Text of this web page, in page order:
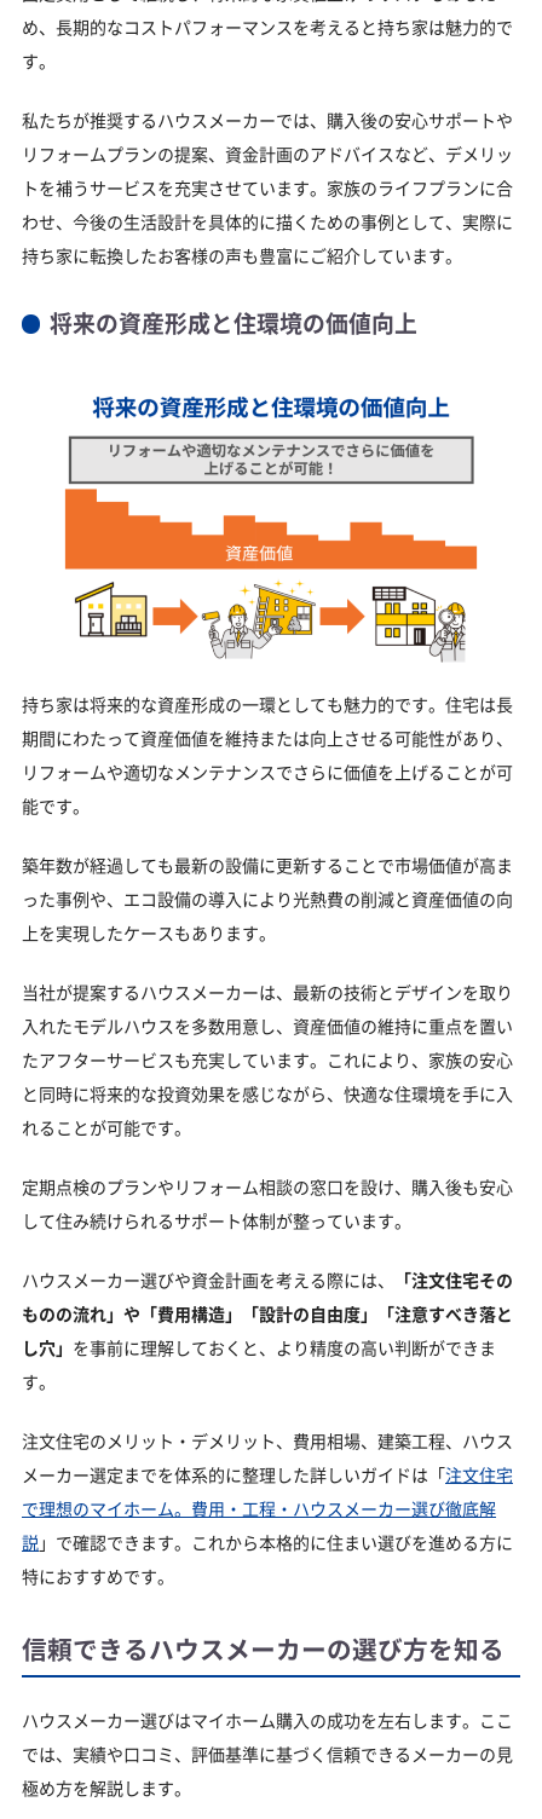
め、長期的なコストパフォーマンスを考えると持ち家は魅力的で
す。
私たちが推奨するハウスメーカーでは、購入後の安心サポートや
リフォームプランの提案、資金計画のアドバイスなど、デメリッ
トを補うサービスを充実させています。家族のライフプランに合
わせ、今後の生活設計を具体的に描くための事例として、実際に
持ち家に転換したお客様の声も豊富にご紹介しています。
将来の資産形成と住環境の価値向上
持ち家は将来的な資産形成の一環としても魅力的です。住宅は長
期間にわたって資産価値を維持または向上させる可能性があり、
リフォームや適切なメンテナンスでさらに価値を上げることが可
能です。
築年数が経過しても最新の設備に更新することで市場価値が高ま
った事例や、エコ設備の導入により光熱費の削減と資産価値の向
上を実現したケースもあります。
当社が提案するハウスメーカーは、最新の技術とデザインを取り
入れたモデルハウスを多数用意し、資産価値の維持に重点を置い
たアフターサービスも充実しています。これにより、家族の安心
と同時に将来的な投資効果を感じながら、快適な住環境を手に入
れることが可能です。
定期点検のプランやリフォーム相談の窓口を設け、購入後も安心
して住み続けられるサポート体制が整っています。
ハウスメーカー選びや資金計画を考える際には、
「注文住宅その
ものの流れ」や「費用構造」「設計の自由度」「注意すべき落と
し穴」 を事前に理解しておくと、より精度の高い判断ができま
す。
注文住宅のメリット・デメリット、費用相場、建築工程、ハウス
メーカー選定までを体系的に整理した詳しいガイドは「注文住宅
で理想のマイホーム。費用・工程・ハウスメーカー選び徹底解
説」で確認できます。これから本格的に住まい選びを進める方に
特におすすめです。
信頼できるハウスメーカーの選び方を知る
ハウスメーカー選びはマイホーム購入の成功を左右します。ここ
では、実績や口コミ、評価基準に基づく信頼できるメーカーの見
極め方を解説します。